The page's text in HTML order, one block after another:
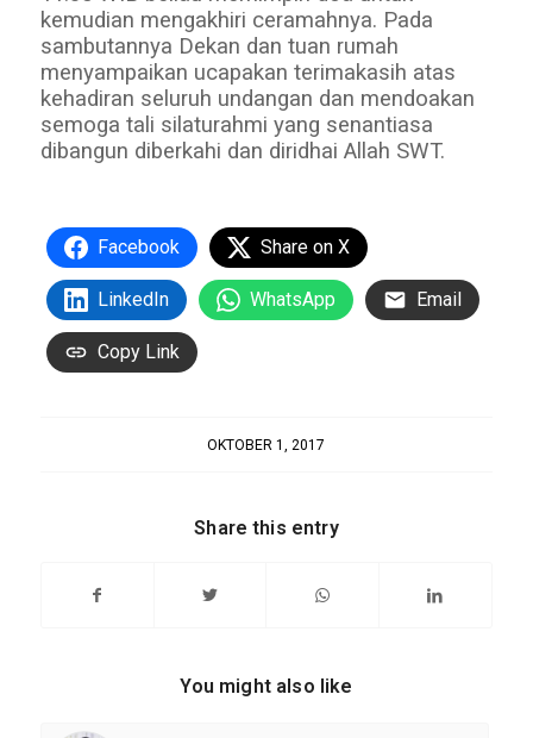
kemudian mengakhiri ceramahnya. Pada
sambutannya Dekan dan tuan rumah
menyampaikan ucapakan terimakasih atas
kehadiran seluruh undangan dan mendoakan
semoga tali silaturahmi yang senantiasa
dibangun diberkahi dan diridhai Allah SWT.
Facebook Share on X
LinkedIn WhatsApp Email
Copy Link
OKTOBER 1, 2017
Share this entry
You might also like